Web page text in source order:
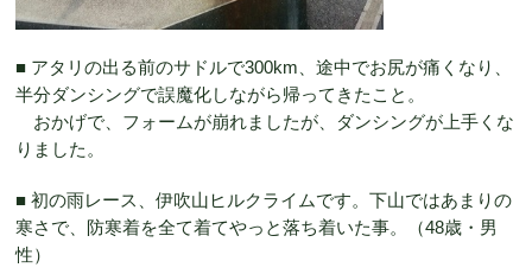
■ アタリの出る前のサドルで300km、途中でお尻が痛くなり、
半分ダンシングで誤魔化しながら帰ってきたこと。
おかげで、フォームが崩れましたが、ダンシングが上手くな
りました。
■ 初の雨レース、伊吹山ヒルクライムです。下山ではあまりの
寒さで、防寒着を全て着てやっと落ち着いた事。（48歳・男
性）